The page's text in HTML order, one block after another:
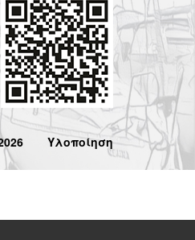
Υλοποίηση